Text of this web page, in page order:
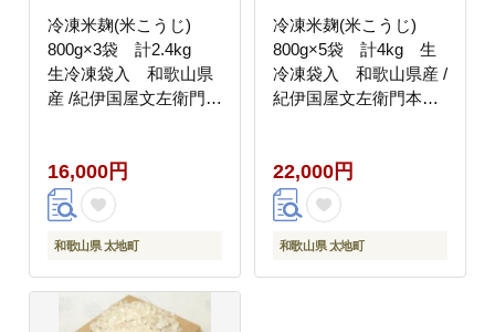
冷凍米麹(米こうじ)
800g×3袋 計2.4kg
生冷凍袋入 和歌山県
産 /紀伊国屋文左衛門本
16,000円
和歌山県 太地町
冷凍米麹(米こうじ)
800g×5袋 計4kg 生
冷凍袋入 和歌山県産 /
紀伊国屋文左衛門本舗
22,000円
和歌山県 太地町